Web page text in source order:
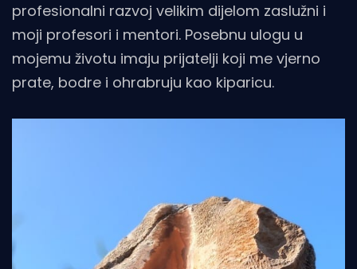
profesionalni razvoj velikim dijelom zaslužni i
moji profesori i mentori. Posebnu ulogu u
mojemu životu imaju prijatelji koji me vjerno
prate, bodre i ohrabruju kao kiparicu.